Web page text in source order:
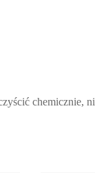
chemicznie,